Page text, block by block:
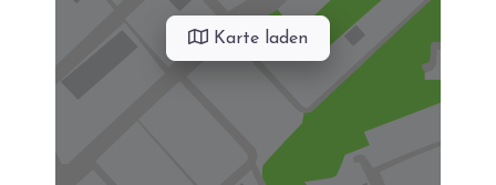
Karte laden